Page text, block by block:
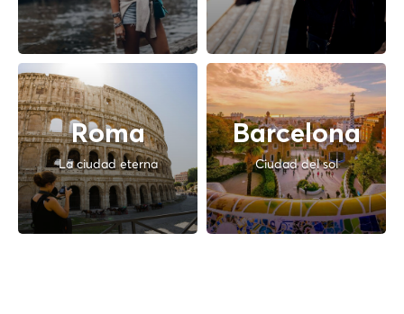
Roma
La ciudad eterna
Barcelona
Ciudad del sol